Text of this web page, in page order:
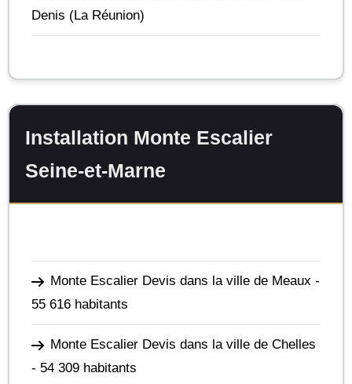
Denis (La Réunion)
Installation Monte Escalier
Seine-et-Marne
Monte Escalier Devis dans la ville de Meaux -
55 616 habitants
Monte Escalier Devis dans la ville de Chelles
- 54 309 habitants